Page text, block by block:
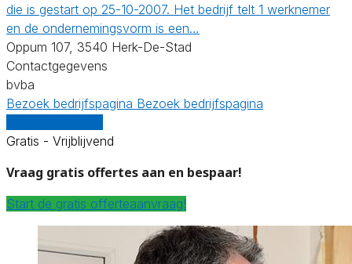
die is gestart op 25-10-2007. Het bedrijf telt 1 werknemer
en de ondernemingsvorm is een…
Oppum 107, 3540 Herk-De-Stad
Contactgegevens
bvba
Bezoek bedrijfspagina Bezoek bedrijfspagina
Gratis - Vrijblijvend
Vraag gratis offertes aan en bespaar!
Start de gratis offerteaanvraag!